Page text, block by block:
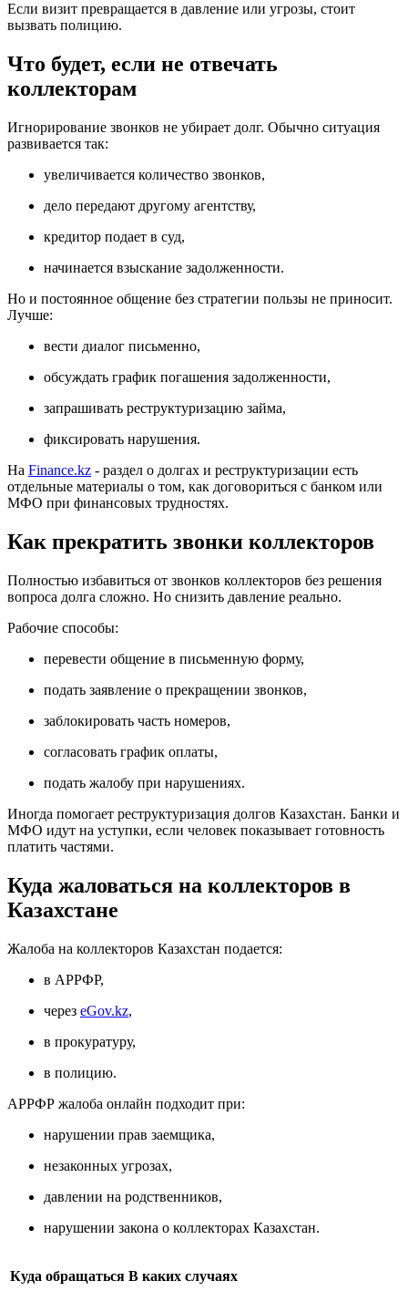
Если визит превращается в давление или угрозы, стоит
вызвать полицию.
Что будет, если не отвечать
коллекторам
Игнорирование звонков не убирает долг. Обычно ситуация
развивается так:
увеличивается количество звонков,
дело передают другому агентству,
кредитор подает в суд,
начинается взыскание задолженности.
Но и постоянное общение без стратегии пользы не приносит.
Лучше:
вести диалог письменно,
обсуждать график погашения задолженности,
запрашивать реструктуризацию займа,
фиксировать нарушения.
На Finance.kz - раздел о долгах и реструктуризации есть
отдельные материалы о том, как договориться с банком или
МФО при финансовых трудностях.
Как прекратить звонки коллекторов
Полностью избавиться от звонков коллекторов без решения
вопроса долга сложно. Но снизить давление реально.
Рабочие способы:
перевести общение в письменную форму,
подать заявление о прекращении звонков,
заблокировать часть номеров,
согласовать график оплаты,
подать жалобу при нарушениях.
Иногда помогает реструктуризация долгов Казахстан. Банки и
МФО идут на уступки, если человек показывает готовность
платить частями.
Куда жаловаться на коллекторов в
Казахстане
Жалоба на коллекторов Казахстан подается:
в АРРФР,
через eGov.kz,
в прокуратуру,
в полицию.
АРРФР жалоба онлайн подходит при:
нарушении прав заемщика,
незаконных угрозах,
давлении на родственников,
нарушении закона о коллекторах Казахстан.
Куда обращаться В каких случаях